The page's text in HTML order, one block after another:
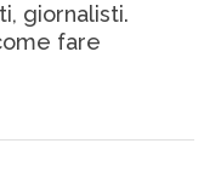
giornalisti.
fare